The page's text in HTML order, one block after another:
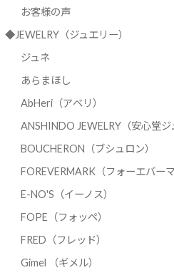
お客様の声
◆JEWELRY（ジュエリー）
ジュネ
あらまほし
AbHeri（アベリ）
ANSHINDO JEWELRY（安心堂ジ
BOUCHERON（ブシュロン）
FOREVERMARK（フォーエバーマ
E-NO'S（イーノス）
FOPE（フォッペ）
FRED（フレッド）
Gimel （ギメル）